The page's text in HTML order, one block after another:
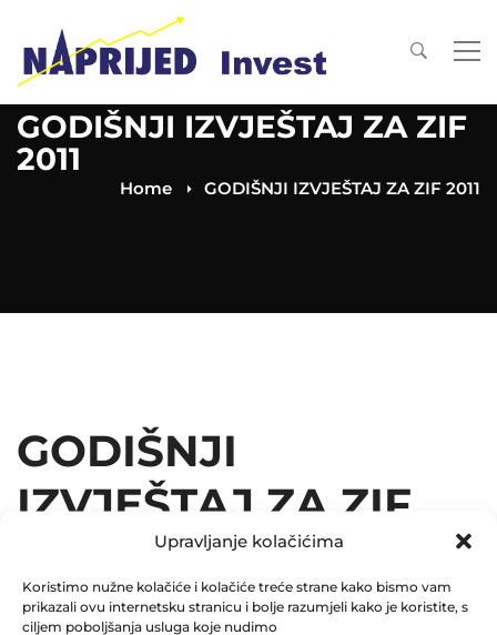
Upravljanje kolačićima
Koristimo nužne kolačiće i kolačiće treće strane kako bismo vam
prikazali ovu internetsku stranicu i bolje razumjeli kako je koristite, s
ciljem poboljšanja usluga koje nudimo
GODIŠNJI IZVJEŠTAJ ZA ZIF
2011
Home GODIŠNJI IZVJEŠTAJ ZA ZIF 2011
GODIŠNJI
IZVJEŠTAJ ZA ZIF
December 31, 2011
0 Comments